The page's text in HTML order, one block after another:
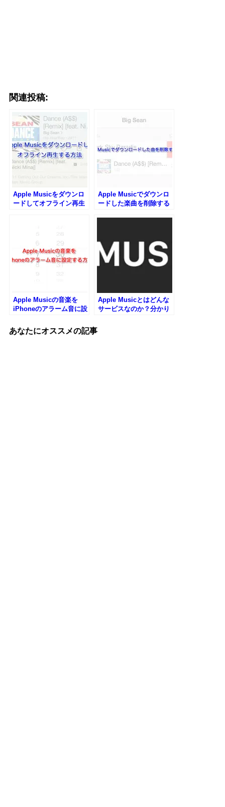
関連投稿:
Apple Musicをダウンロ
ードしてオフライン再生
Apple Musicでダウンロ
ードした楽曲を削除する
Apple Musicの音楽を
iPhoneのアラーム音に設
Apple Musicとはどんな
サービスなのか？分かり
あなたにオススメの記事